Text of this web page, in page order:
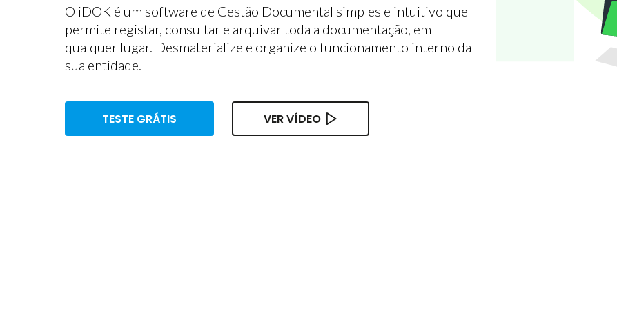
O iDOK é um software de Gestão Documental simples e intuitivo que
permite registar, consultar e arquivar toda a documentação, em
qualquer lugar. Desmaterialize e organize o funcionamento interno da
sua entidade.
TESTE GRÁTIS VER VÍDEO